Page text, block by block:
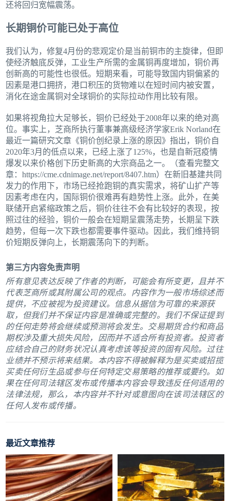
还将回归宽幅震荡。
长期铜价可能已处于高位
我们认为，修复4月份的悲观定价是当前铜市的主旋律，但即
使经济触底反弹，工业生产所需的金属铜再度增加，铜价再
创新高的可能性也很低。短期来看，可能导致国内铜偏紧的
因素是港口拥挤，港口积压的货物难以在短时间内被安置，
消化在途金属铜对全球铜价的实际拉动作用比较有限。
如果将视角拉大足够长，铜价已经处于2008年以来的绝对高
位。事实上，芝商所执行董事兼高级经济学家Erik Norland在
最近一篇研究文章《铜价创纪录上涨的原因》指出，铜价自
2020年3月的低点以来，已经上涨了125%，也是自新冠疫情
爆发以来价格创下历史新高的大宗商品之一。（查看完整文
章：https://cme.cdnimage.net/report/8407.htm）在新旧基建共同
发力的作用下，市场已经抢跑铜的真实需求，将矿山扩产等
因素考虑在内，国际铜价很难再有趋势性上涨。此外，在美
联储开启紧缩政策之后，铜价往往不会有比较好的表现，按
照过往的经验，铜价一般会在短期呈震荡走势，长期呈下跌
趋势，但每一次下跌也都需要事件驱动。因此，我们维持铜
价短期反弹向上，长期震荡向下的判断。
第三方内容免责声明
所有意见表达反映了作者的判断，可能会有所变更，且并不
代表芝商所或其附属公司的观点。内容作为一般市场综述而
提供，不应被视为投资建议。信息从据信为可靠的来源获
取，但我们并不保证内容是准确或完整的。我们不保证提到
的任何走势将会继续或预测将会发生。交易期货合约和商品
期权涉及重大损失风险，因而并不适合所有投资者。投资者
应结合自己的财务状况认真考虑该等投资的固有风险。过往
业绩并不预示将来结果。本内容不得被解释为是买卖或招揽
买卖任何衍生品或参与任何特定交易策略的推荐或要约。如
果在任何司法辖区发布或传播本内容会导致违反任何适用的
法律法规，那么，本内容并不针对或意图向在该司法辖区的
任何人发布或传播。
最近文章推荐